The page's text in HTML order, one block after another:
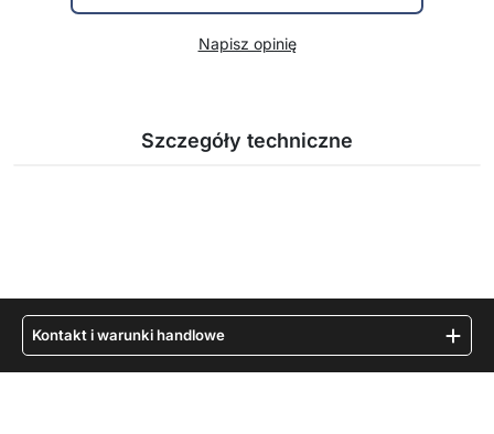
Napisz opinię
Szczegóły techniczne
Kontakt i warunki handlowe